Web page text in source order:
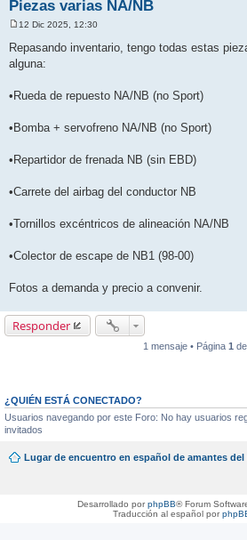
Piezas varias NA/NB
e
n
s
e
12 Dic 2025, 12:30
Repasando inventario, tengo todas estas
alguna:
•Rueda de repuesto NA/NB (no Sport)
•Bomba + servofreno NA/NB (no Sport)
•Repartidor de frenada NB (sin EBD)
•Carrete del airbag del conductor NB
•Tornillos excéntricos de alineación NA/NB
•Colector de escape de NB1 (98-00)
Fotos a demanda y precio a convenir.
Responder
1 mensaje • Página 1 de
¿QUIÉN ESTÁ CONECTADO?
Usuarios navegando por este Foro: No hay usuarios
invitados
Lugar de encuentro en español de amantes del
Desarrollado porphpBB® Forum
Traducción al español por